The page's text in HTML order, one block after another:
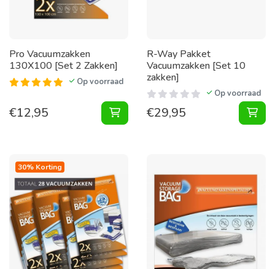
Pro Vacuumzakken
130X100 [Set 2 Zakken]
Op voorraad
€12,95 Vacuumzakken 130X100 [Set 2
R-Way Pakket
Vacuumzakken [Set 10
zakken]
Op voorraad
€29,95
30% Korting